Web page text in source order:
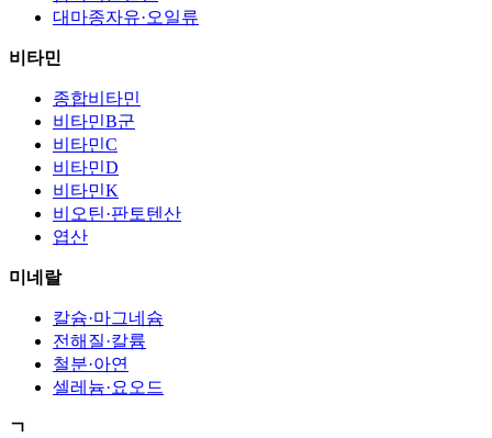
대마종자유·오일류
비타민
종합비타민
비타민B군
비타민C
비타민D
비타민K
비오틴·판토텐산
엽산
미네랄
칼슘·마그네슘
전해질·칼륨
철분·아연
셀레늄·요오드
ㄱ